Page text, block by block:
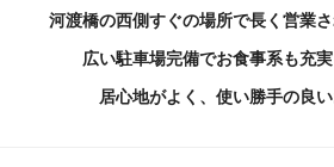
河渡橋の西側すぐの場所で長く営業さ
広い駐車場完備でお食事系も充実
居心地がよく、使い勝手の良い